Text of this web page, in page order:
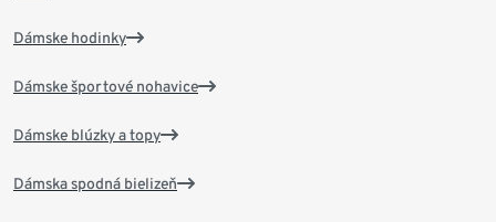
Dámske hodinky
Dámske športové nohavice
Dámske blúzky a topy
Dámska spodná bielizeň